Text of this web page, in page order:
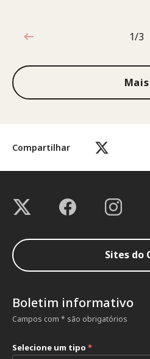
Compartilhar
1 de 3
1/3
Mais
Sites do
Boletim informativo
Campos com * são obrigatórios
Selecione um tipo *